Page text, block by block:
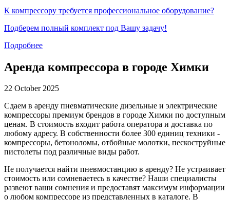
К компрессору требуется профессиональное оборудование?
Подберем полный комплект под Вашу задачу!
Подробнее
Аренда компрессора в городе Химки
22 October 2025
Сдаем в аренду пневматические дизельные и электрические
компрессоры премиум брендов в городе Химки по доступным
ценам. В стоимость входит работа оператора и доставка по
любому адресу. В собственности более 300 единиц техники -
компрессоры, бетоноломы, отбойные молотки, пескоструйные
пистолеты под различные виды работ.
Не получается найти пневмостанцию в аренду? Не устраивает
стоимость или сомневаетесь в качестве? Наши специалисты
развеют ваши сомнения и предоставят максимум информации
о любом компрессоре из представленных в каталоге. В